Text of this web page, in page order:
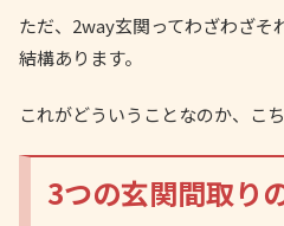
ただ、2way玄関ってわざわざそ
結構あります。
これがどういうことなのか、こ
3つの玄関間取り